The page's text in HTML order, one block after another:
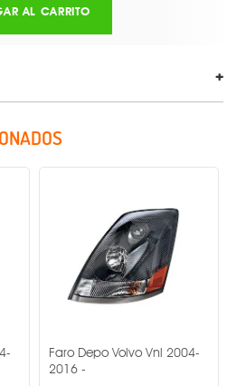
AL CARRITO
Faro Depo Volvo Vnl 2004-
Faro